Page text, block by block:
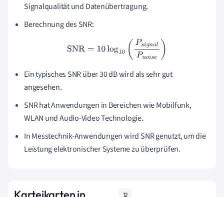
Signalqualität und Datenübertragung.
Berechnung des SNR:
SNR= 10 log10(P gn alPnoise )
Ein typisches SNR über 30 dB wird als sehr gut
angesehen.
SNR hat Anwendungen in Bereichen wie Mobilfunk,
WLAN und Audio-Video Technologie.
In Messtechnik-Anwendungen wird SNR genutzt, um die
Leistung elektronischer Systeme zu überprüfen.
12